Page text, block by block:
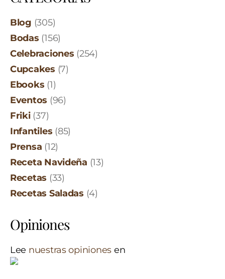
Blog (305)
Bodas (156)
Celebraciones (254)
Cupcakes (7)
Ebooks (1)
Eventos (96)
Friki(37)
Infantiles (85)
Prensa (12)
Receta Navideña (13)
Recetas (33)
Recetas Saladas (4)
Opiniones
Lee nuestras opiniones en